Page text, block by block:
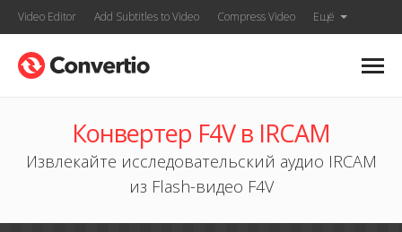
Video Editor Add Subtitles to Video Compress Video Ещё
Конвертер F4V в IRCAM
Извлекайте исследовательский аудио IRCAM
из Flash-видео F4V